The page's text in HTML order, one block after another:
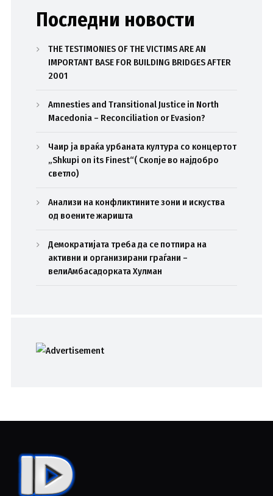
Последни новости
THE TESTIMONIES OF THE VICTIMS ARE AN
IMPORTANT BASE FOR BUILDING BRIDGES AFTER
2001
Amnesties and Transitional Justice in North
Macedonia – Reconciliation or Evasion?
Чаир ја враќа урбаната култура со концертот
„Shkupi on its Finest“( Скопје во најдобро
светло)
Анализи на конфликтините зони и искуства
од воените жаришта
Демократијата треба да се потпира на
активни и организирани граѓани –
велиАмбасадорката Хулман